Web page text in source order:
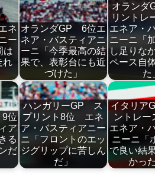
ネ
ー
は
れ
オランダGP 6位エ
ネア・バスティアニ
ーニ「今季最高の結
果で、表彰台にも近
づけた」
オラン
リントレ
エネア・
ニーニ「
し足りな
ペース自
た
位
ア
る
だ
ハンガリーGP ス
プリント8位 エネ
ア・バスティアニー
ニ「フロントのエッ
ジグリップに苦しん
だ」
イタリア
ントレ
エネア・
ニーニ「
で良い結
かっ